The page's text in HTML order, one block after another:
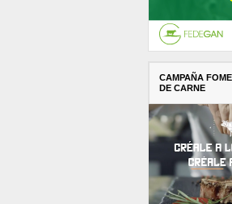
CAMPAÑA
DE CARNE